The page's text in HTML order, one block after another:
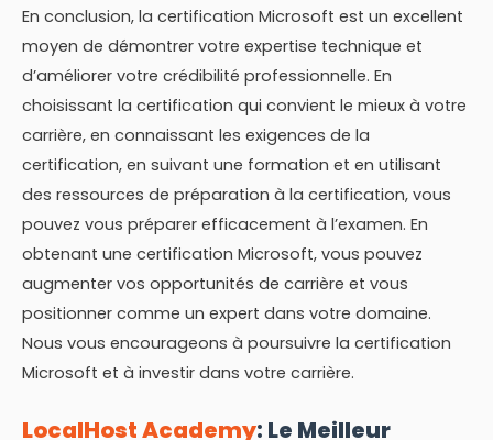
En conclusion, la certification Microsoft est un excellent
moyen de démontrer votre expertise technique et
d’améliorer votre crédibilité professionnelle. En
choisissant la certification qui convient le mieux à votre
carrière, en connaissant les exigences de la
certification, en suivant une formation et en utilisant
des ressources de préparation à la certification, vous
pouvez vous préparer efficacement à l’examen. En
obtenant une certification Microsoft, vous pouvez
augmenter vos opportunités de carrière et vous
positionner comme un expert dans votre domaine.
Nous vous encourageons à poursuivre la certification
Microsoft et à investir dans votre carrière.
LocalHost Academy: Le Meilleur